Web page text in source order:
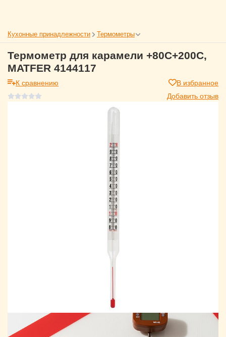
Кухонные принадлежности Термометры
Термометр для карамели +80С+200С,
MATFER 4144117
К сравнению
В избранное
Добавить отзыв